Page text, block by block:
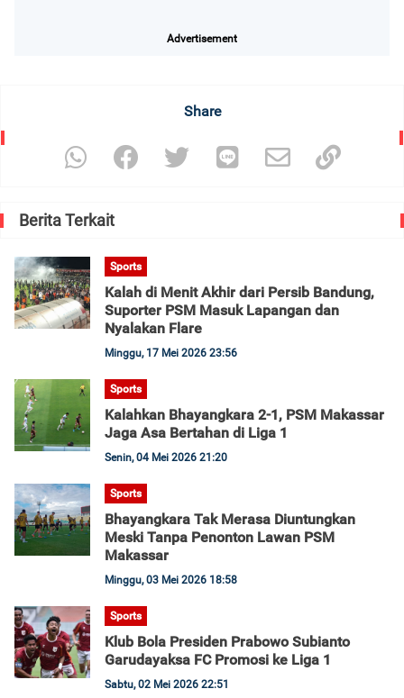
Advertisement
Share
Berita Terkait
Sports
Kalah di Menit Akhir dari Persib Bandung,
Suporter PSM Masuk Lapangan dan
Nyalakan Flare
Minggu, 17 Mei 2026 23:56
Sports
Kalahkan Bhayangkara 2-1, PSM Makassar
Jaga Asa Bertahan di Liga 1
Senin, 04 Mei 2026 21:20
Sports
Bhayangkara Tak Merasa Diuntungkan
Meski Tanpa Penonton Lawan PSM
Makassar
Minggu, 03 Mei 2026 18:58
Sports
Klub Bola Presiden Prabowo Subianto
Garudayaksa FC Promosi ke Liga 1
Sabtu, 02 Mei 2026 22:51